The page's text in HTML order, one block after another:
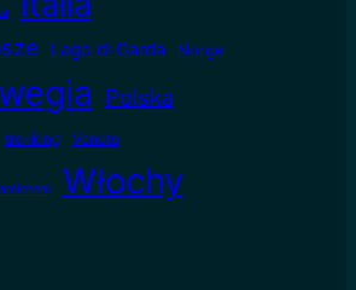
Lago di Garda Norge
Polska
trekking Veneto
Włochy